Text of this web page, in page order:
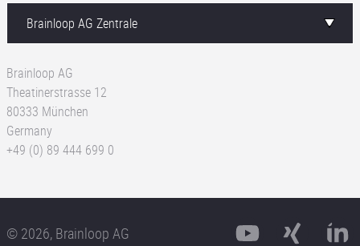
Brainloop AG
Theatinerstrasse 12
80333 München
Germany
+49 (0) 89 444 699 0
© 2026, Brainloop AG